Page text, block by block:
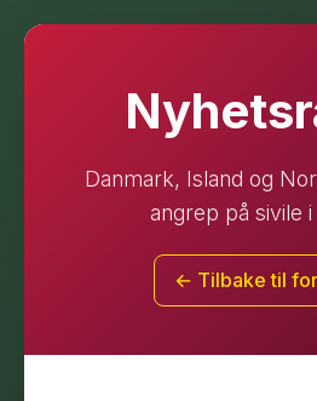
Danmark, Island og
angrep på sivile
← Tilbake til